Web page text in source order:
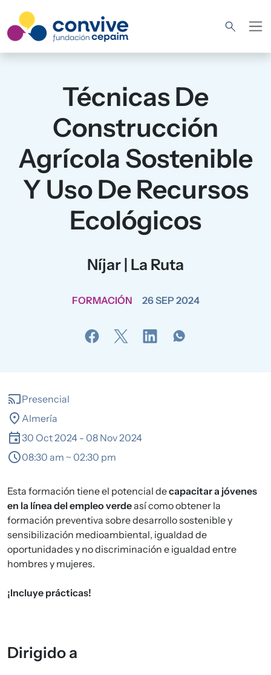
Técnicas De
Construcción
Agrícola Sostenible
Y Uso De Recursos
Ecológicos
Níjar | La Ruta
FORMACIÓN 26 SEP 2024
castPresencial
location_on Almería
event30 Oct 2024 - 08 Nov 2024
schedule08:30 am ~ 02:30 pm
Esta formación tiene el potencial decapacitar a jóvenes
en la línea del empleo verdeasí como obtener la
formación preventiva sobre desarrollo sostenible y
sensibilización medioambiental, igualdad de
oportunidades y no discriminación e igualdad entre
hombres y mujeres.
¡Incluye prácticas!
Dirigido a